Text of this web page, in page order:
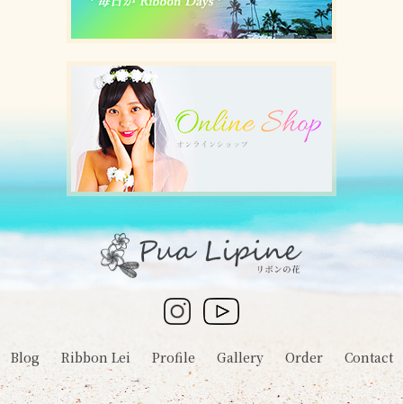
Blog Ribbon Lei Profile Gallery Order Contact